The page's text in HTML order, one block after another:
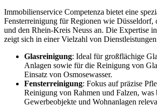
Immobilienservice Competenza bietet eine
Fensterreinigung für Regionen wie Düsseldorf,
und den Rhein-Kreis Neuss an. Die Expertise
zeigt sich in einer Vielzahl von
Glasreinigung: Ideal für großflächige
Anlagen sowie für die Reinigung von
Einsatz von Osmosewasser.
Fensterreinigung: Fokus auf präzise
Reinigung von Rahmen und Falzen, was
Gewerbeobjekte und Wohnanlagen